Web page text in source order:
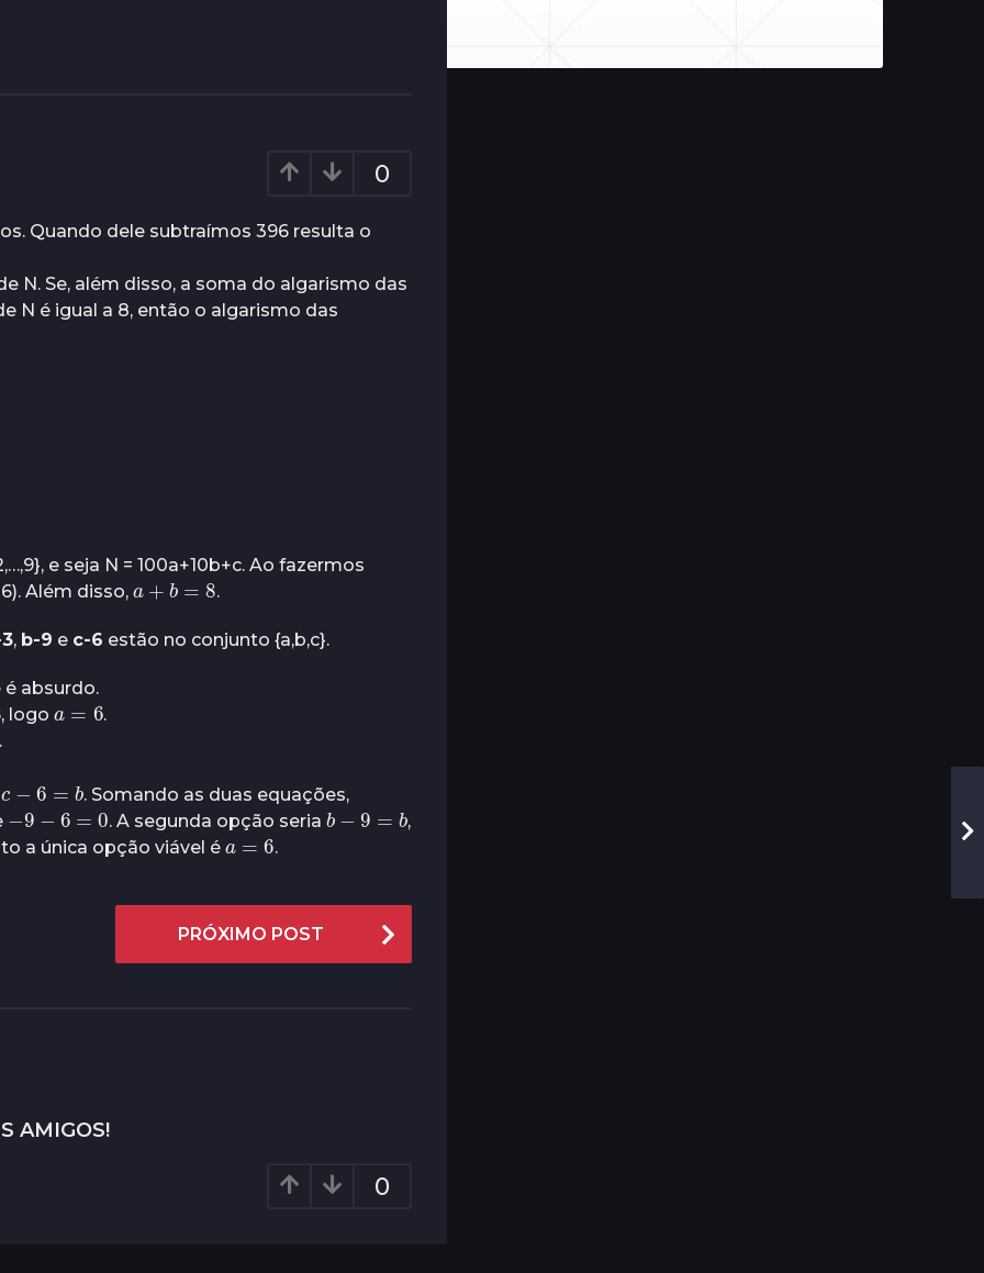
0
Quando dele subtraímos 396 resulta o
N. Se, além disso, a soma do algarismo das
N é igual a 8, então o algarismo das
e seja N = 100a+10b+c. Ao fazermos
Além disso,
a+b =8
.
, b-9 e c-6 estão no conjunto {a,b,c}.
é absurdo.
, logo
a =6
.
6
. Somando as duas equações,
−9− 6 =0
. A segunda opção seria
b− 9 b
,
a única opção viável é
a=6
.
PRÓXIMO POST
AMIGOS!
0